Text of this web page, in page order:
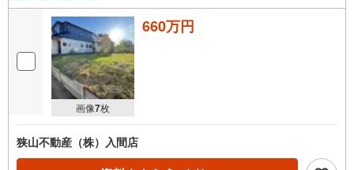
画像7枚
660万円
狭山不動産（株）入間店